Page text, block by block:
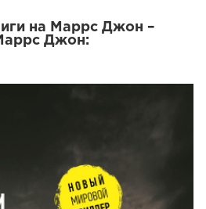
на Маррс Джон –
Джон: